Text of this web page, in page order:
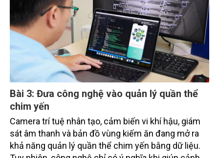
Bài 3: Đưa công nghệ vào quản lý quần thể
chim yến
Camera trí tuệ nhân tạo, cảm biến vi khí hậu, giám
sát âm thanh và bản đồ vùng kiếm ăn đang mở ra
khả năng quản lý quần thể chim yến bằng dữ liệu.